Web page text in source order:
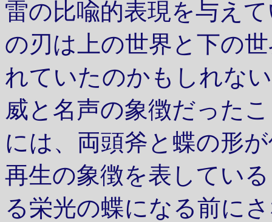
雷の比喩的表現を与え
の刃は上の世界と下の
れていたのかもしれな
威と名声の象徴だった
には、両頭斧と蝶の形
再生の象徴を表してい
る栄光の蝶になる前に